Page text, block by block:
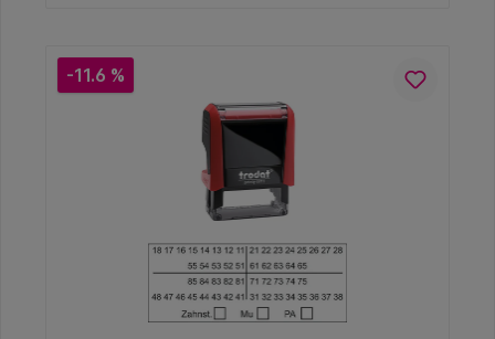
-11.6 %